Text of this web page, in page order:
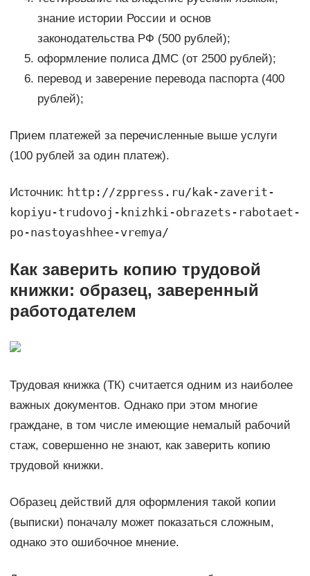
знание истории России и основ
законодательства РФ (500 рублей);
оформление полиса ДМС (от 2500 рублей);
перевод и заверение перевода паспорта (400
рублей);
Прием платежей за перечисленные выше услуги
(100 рублей за один платеж).
Источник: http://zppress.ru/kak-zaverit-
kopiyu-trudovoj-knizhki-obrazets-rabotaet-
po-nastoyashhee-vremya/
Как заверить копию трудовой
книжки: образец, заверенный
работодателем
Трудовая книжка (ТК) считается одним из наиболее
важных документов. Однако при этом многие
граждане, в том числе имеющие немалый рабочий
стаж, совершенно не знают, как заверить копию
трудовой книжки.
Образец действий для оформления такой копии
(выписки) поначалу может показаться сложным,
однако это ошибочное мнение.